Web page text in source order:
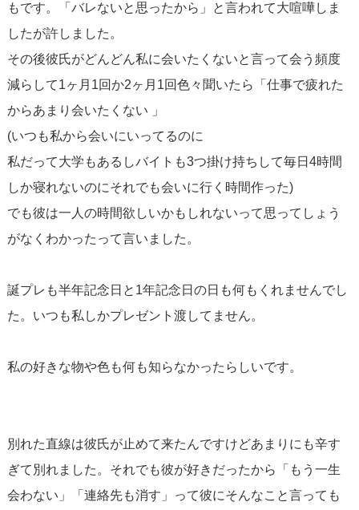
もです。「バレないと思ったから」と言われて大喧嘩しま
したが許しました。
その後彼氏がどんどん私に会いたくないと言って会う頻度
減らして1ヶ月1回か2ヶ月1回色々聞いたら「仕事で疲れた
からあまり会いたくない 」
(いつも私から会いにいってるのに
私だって大学もあるしバイトも3つ掛け持ちして毎日4時間
しか寝れないのにそれでも会いに行く時間作った)
でも彼は一人の時間欲しいかもしれないって思ってしょう
がなくわかったって言いました。
誕プレも半年記念日と1年記念日の日も何もくれませんでし
た。いつも私しかプレゼント渡してません。
私の好きな物や色も何も知らなかったらしいです。
別れた直線は彼氏が止めて来たんですけどあまりにも辛す
ぎて別れました。それでも彼が好きだったから「もう一生
会わない」「連絡先も消す」って彼にそんなこと言っても